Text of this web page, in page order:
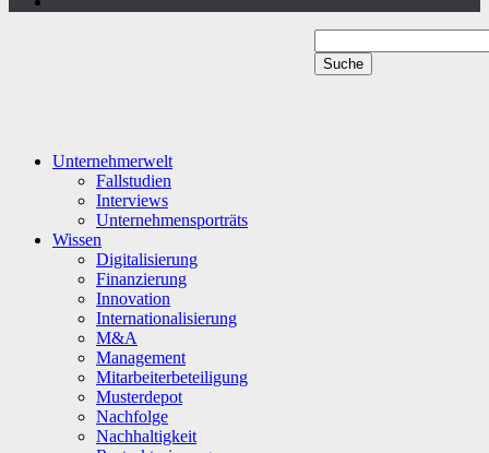
Unternehmerwelt
Fallstudien
Interviews
Unternehmensporträts
Wissen
Digitalisierung
Finanzierung
Innovation
Internationalisierung
M&A
Management
Mitarbeiterbeteiligung
Musterdepot
Nachfolge
Nachhaltigkeit